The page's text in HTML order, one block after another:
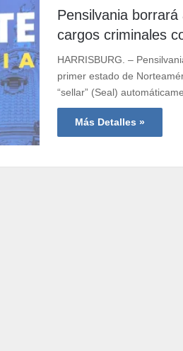
Pensilvania
cargos criminales
HARRISBURG. –
primer estado de
“sellar” (Seal)
Más Detalles »